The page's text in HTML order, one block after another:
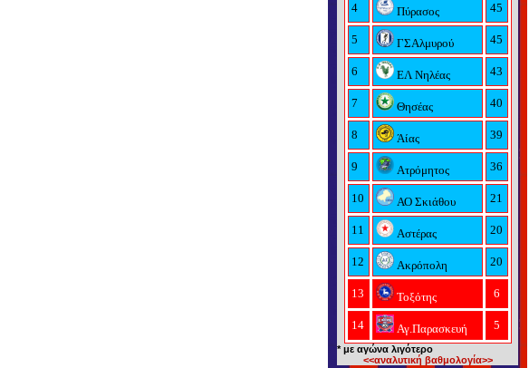
4 Πύρασος 45
5 ΓΣΑλμυρού 45
6 ΕΛ Νηλέας 43
7 Θησέας 40
8 Άίας 39
9 Ατρόμητος 36
10 ΑΟ Σκιάθου 21
11 Αστέρας 20
12 Ακρόπολη 20
13 Τοξότης 6
14 Αγ.Παρασκευή 5
* με αγώνα λιγότερο
<<αναλυτική βαθμολογία>>